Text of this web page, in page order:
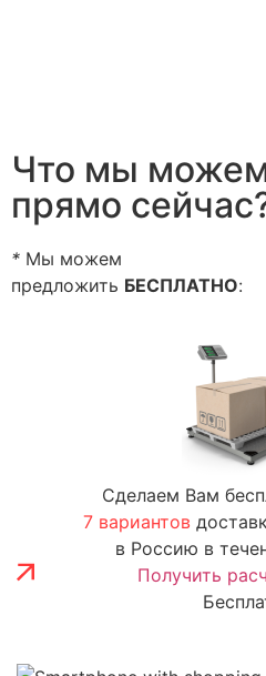
Что мы
прямо
* Мы можем
предложить БЕСПЛАТНО:
Сделаем Вам
7 вариантов
в Россию в
Получить